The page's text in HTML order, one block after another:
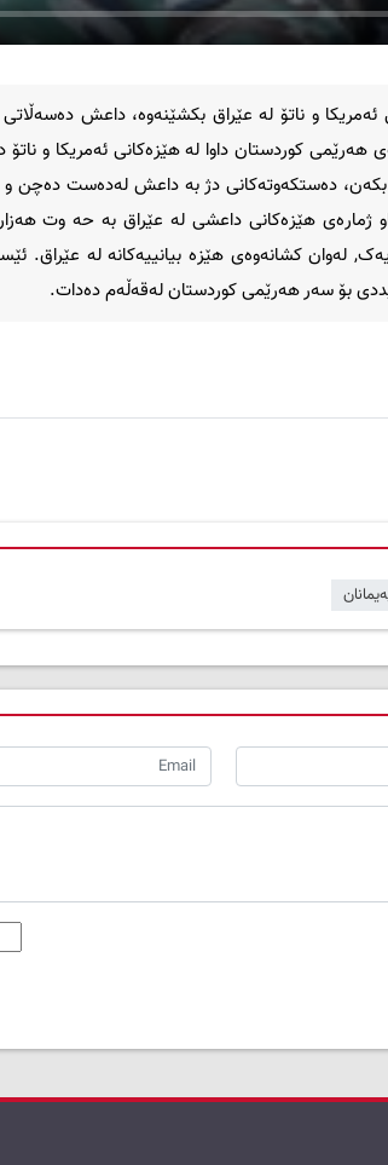
و ناتۆ لە عێراق بکشێنەوە، داعش
کوردستان داوا لە هێزەکانی ئەمریکا و ناتۆ
بکەن، دەستکەوتەکانی دژ بە داعش لەدەست دەچن و
ژمارەی هێزەکانی داعشی لە عێراق بە حه وت
لەوان کشانەوەی هێزە بیانییەکانە لە عێراق.
بۆ سەر هەرێمی کوردستان لەقەڵەم دەدات.